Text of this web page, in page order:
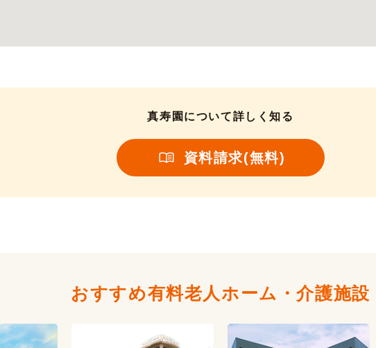
真寿園について詳しく知る
資料請求(無料)
おすすめ有料老人ホーム・介護施設